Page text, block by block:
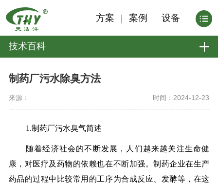
方案 案例 设备
技术百科
制药厂污水除臭方法
来源： 时间：2024-12-23
1.制药厂污水臭气简述
随着经济社会的不断发展，人们越来越关注生命健
康，对医疗及药物的依赖也在不断加强。制药企业在生产
药品的过程中比较常用的工序为合成反应、发酵等，在这